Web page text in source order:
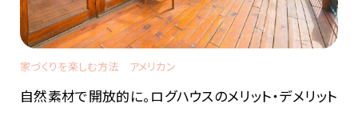
家づくりを楽しむ方法 アメリカン
自然素材で開放的に。ログハウスのメリット・デメリット